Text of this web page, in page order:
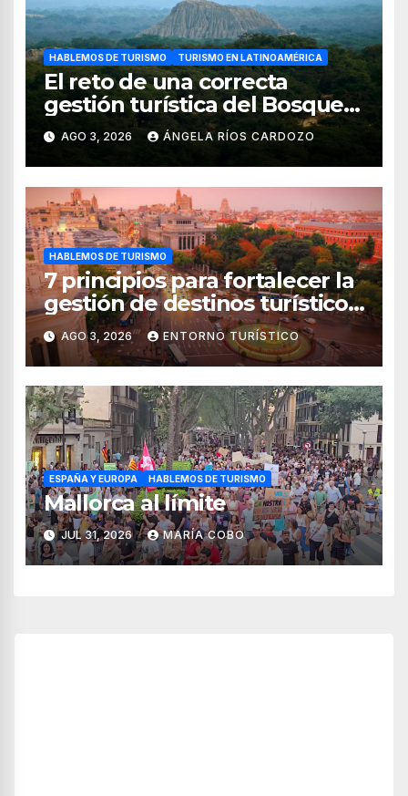
HABLEMOS DE TURISMO TURISMO EN LATINOAMÉRICA
El reto de una correcta
gestión turística del Bosque
de Pomac (en Perú)
AGO 3, 2026 ÁNGELA RÍOS CARDOZO
HABLEMOS DE TURISMO
7 principios para fortalecer la
gestión de destinos turísticos,
según el WTTC
AGO 3, 2026 ENTORNO TURÍSTICO
ESPAÑA Y EUROPA HABLEMOS DE TURISMO
Mallorca al límite
JUL 31, 2026 MARÍA COBO